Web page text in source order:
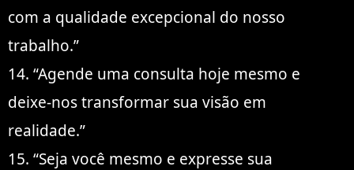
com a qualidade excepcional do nosso
trabalho.”
14. “Agende uma consulta hoje mesmo e
deixe-nos transformar sua visão em
realidade.”
15. “Seja você mesmo e expresse sua